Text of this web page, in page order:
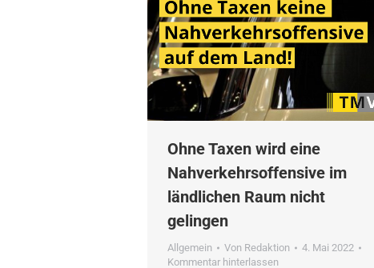
Ohne Taxen wird eine
Nahverkehrsoffensive im
ländlichen Raum nicht
gelingen
Allgemein Von Redaktion
4. Mai 2022
Kommentar hinterlassen